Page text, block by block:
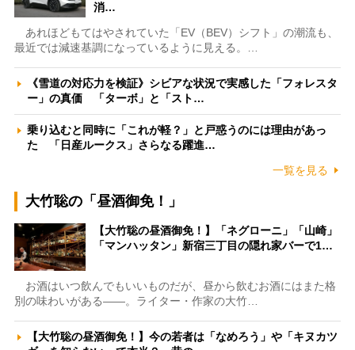
消…
あれほどもてはやされていた「EV（BEV）シフト」の潮流も、
最近では減速基調になっているように見える。…
《雪道の対応力を検証》シビアな状況で実感した「フォレスタ
ー」の真価 「ターボ」と「スト…
乗り込むと同時に「これが軽？」と戸惑うのには理由があっ
た 「日産ルークス」さらなる躍進…
一覧を見る
大竹聡の「昼酒御免！」
【大竹聡の昼酒御免！】「ネグローニ」「山崎」
「マンハッタン」新宿三丁目の隠れ家バーで1…
お酒はいつ飲んでもいいものだが、昼から飲むお酒にはまた格
別の味わいがある――。ライター・作家の大竹…
【大竹聡の昼酒御免！】今の若者は「なめろう」や「キヌカツ